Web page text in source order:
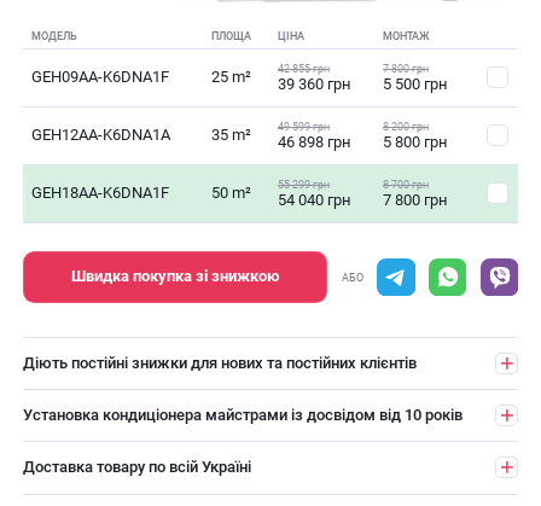
МОДЕЛЬ ПЛОЩА ЦІНА МОНТАЖ
GEH09AA-K6DNA1F 25 m² 42 855 грн
39 360 грн
7 800 грн
5 500 грн
GEH12AA-K6DNA1A 35 m² 49 599 грн
46 898 грн
8 200 грн
5 800 грн
GEH18AA-K6DNA1F 50 m² 55 299 грн
54 040 грн
8 700 грн
7 800 грн
Швидка покупка зі знижкою АБО
Діють постійні знижки для нових та постійних клієнтів
Установка кондиціонера майстрами із досвідом від 10 років
Доставка товару по всій Україні